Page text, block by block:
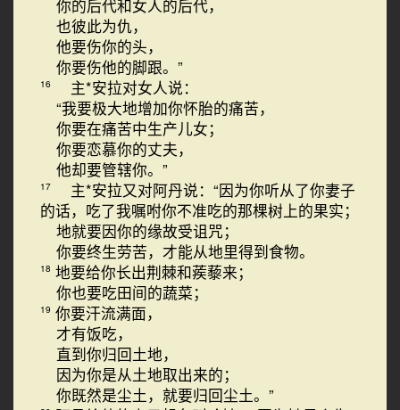
你的后代和女人的后代，
也彼此为仇，
他要伤你的头，
你要伤他的脚跟。”
16
主*安拉对女人说：
“我要极大地增加你怀胎的痛苦，
你要在痛苦中生产儿女；
你要恋慕你的丈夫，
他却要管辖你。”
17
主*安拉又对阿丹说：“因为你听从了你妻子
的话，吃了我嘱咐你不准吃的那棵树上的果实；
地就要因你的缘故受诅咒；
你要终生劳苦，才能从地里得到食物。
18 地要给你长出荆棘和蒺藜来；
你也要吃田间的蔬菜；
19 你要汗流满面，
才有饭吃，
直到你归回土地，
因为你是从土地取出来的；
你既然是尘土，就要归回尘土。”